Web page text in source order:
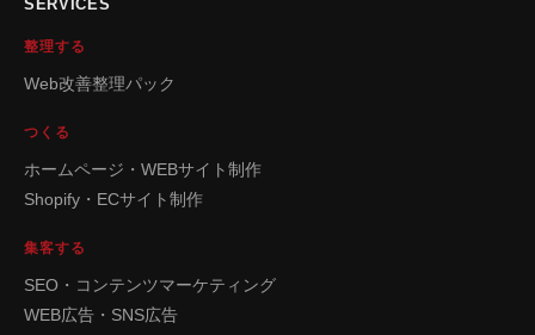
SERVICES
整理する
Web改善整理パック
つくる
ホームページ・WEBサイト制作
Shopify・ECサイト制作
集客する
SEO・コンテンツマーケティング
WEB広告・SNS広告